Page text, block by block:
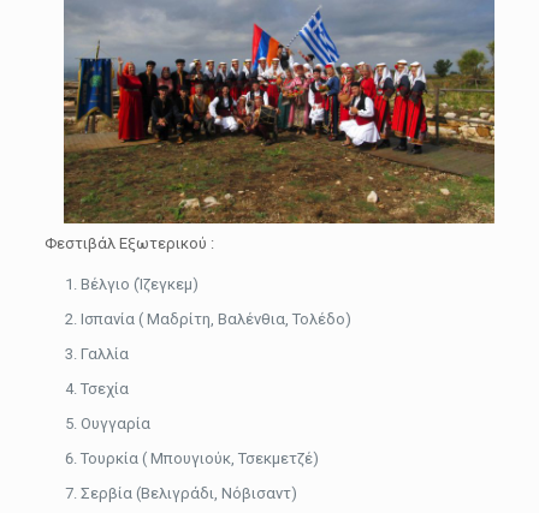
Φεστιβάλ Εξωτερικού :
Βέλγιο (Ίζεγκεμ)
Ισπανία ( Μαδρίτη, Βαλένθια, Τολέδο)
Γαλλία
Τσεχία
Ουγγαρία
Τουρκία ( Μπουγιούκ, Τσεκμετζέ)
Σερβία (Βελιγράδι, Νόβισαντ)